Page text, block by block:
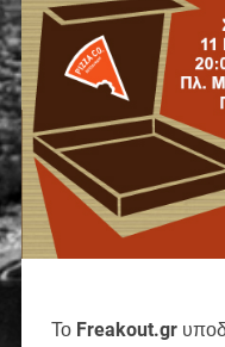
Το Freakout.gr